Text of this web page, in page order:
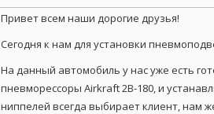
Привет всем наши дорогие друзья!
Сегодня к нам для установки
На данный автомобиль у нас уже есть
пневморессоры Airkraft 2B-180, и
ниппелей всегда выбирает клиент, нам